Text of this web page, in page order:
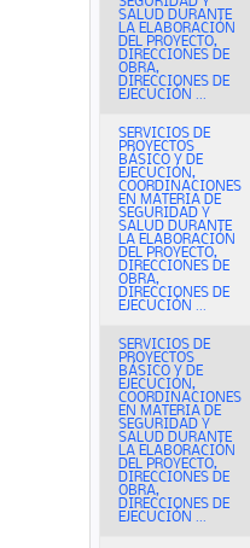
SALUD DURANTE
LA ELABORACIÓN
DEL PROYECTO,
DIRECCIONES DE
OBRA,
DIRECCIONES DE
EJECUCIÓN ...
SERVICIOS DE
PROYECTOS
BÁSICO Y DE
EJECUCIÓN,
COORDINACIONES
EN MATERIA DE
SEGURIDAD Y
SALUD DURANTE
LA ELABORACIÓN
DEL PROYECTO,
DIRECCIONES DE
OBRA,
DIRECCIONES DE
EJECUCIÓN ...
SERVICIOS DE
PROYECTOS
BÁSICO Y DE
EJECUCIÓN,
COORDINACIONES
EN MATERIA DE
SEGURIDAD Y
SALUD DURANTE
LA ELABORACIÓN
DEL PROYECTO,
DIRECCIONES DE
OBRA,
DIRECCIONES DE
EJECUCIÓN ...